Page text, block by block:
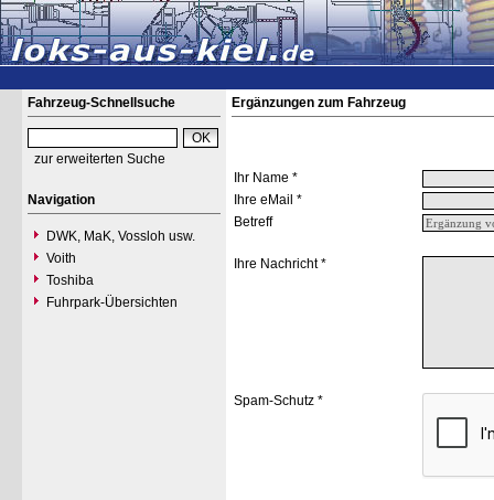
Fahrzeug-Schnellsuche
zur erweiterten Suche
Navigation
DWK, MaK, Vossloh usw.
Voith
Toshiba
Fuhrpark-Übersichten
Ergänzungen zum Fahrzeug
Ihr Name *
Ihre eMail *
Betreff
Ihre Nachricht *
Spam-Schutz *